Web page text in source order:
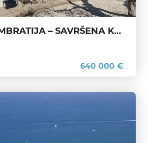
UMAG-ZAMBRATIJA – SAVRŠENA KUĆA ZA OBITELJ I TURIZAM
640 000 €